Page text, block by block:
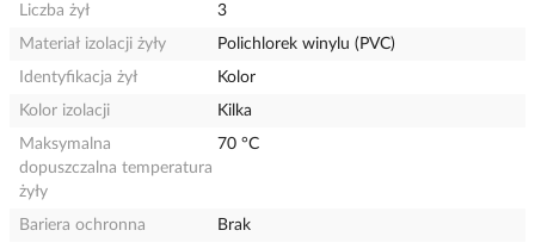
Liczba żył
3
Materiał izolacji żyły
Polichlorek winylu (PVC)
Identyfikacja żył
Kolor
Kolor izolacji
Kilka
Maksymalna
dopuszczalna temperatura
żyły
70 °C
Bariera ochronna
Brak